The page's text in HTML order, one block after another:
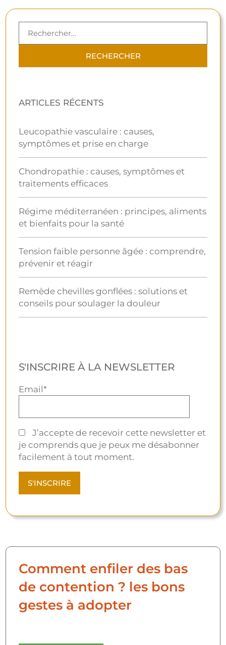
ARTICLES RÉCENTS
Leucopathie vasculaire : causes,
symptômes et prise en charge
Chondropathie : causes, symptômes et
traitements efficaces
Régime méditerranéen : principes, aliments
et bienfaits pour la santé
Tension faible personne âgée : comprendre,
prévenir et réagir
Remède chevilles gonflées : solutions et
conseils pour soulager la douleur
S'INSCRIRE À LA NEWSLETTER
Email*
J’accepte de recevoir cette newsletter et
je comprends que je peux me désabonner
facilement à tout moment.
Comment enfiler des bas
de contention ? les bons
gestes à adopter